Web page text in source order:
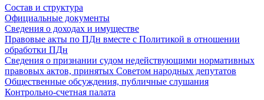
Состав и структура
Официальные документы
Сведения о доходах и имуществе
Правовые акты по ПДн вместе с Политикой в отношении
обработки ПДн
Сведения о признании судом недействующими нормативных
правовых актов, принятых Советом народных депутатов
Общественные обсуждения, публичные слушания
Контрольно-счетная палата